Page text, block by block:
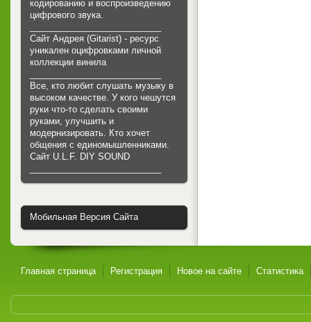
кодированию и воспроизведению
цифрового звука.
Сайт Андрея (Gitarist) - ресурс
уникален оцифровками личной
коллекции винила
Все, кто любит слушать музыку в
высоком качестве. У кого чешутся
руки что-то сделать своими
руками, улучшить и
модернизировать. Кто хочет
общения с единомышленниками.
Cайт U.L.F. DIY SOUND
Мобильная Версия Сайта
Главная страница Регистрация Новое на сайте Статистика